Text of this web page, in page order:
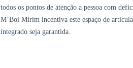
todos os pontos de atenção a pessoa com
M’Boi Mirim incentiva este espaço de
integrado seja garantida.